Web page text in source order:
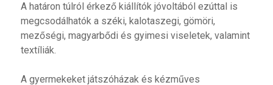
A határon túlról érkező kiállítók jóvoltából ezúttal is
megcsodálhatók a széki, kalotaszegi, gömöri,
mezőségi, magyarbődi és gyimesi viseletek, valamint
textíliák.
A gyermekeket játszóházak és kézműves